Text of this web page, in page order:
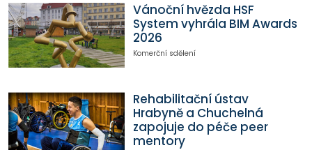
Vánoční hvězda HSF
System vyhrála BIM Awards
2026
Komerční sdělení
Rehabilitační ústav
Hrabyně a Chuchelná
zapojuje do péče peer
mentory